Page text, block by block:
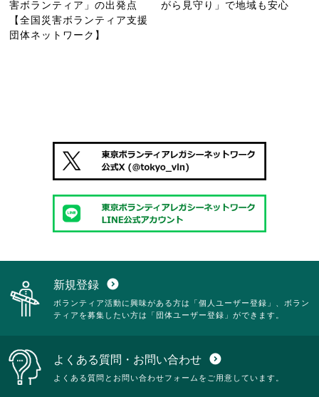
害ボランティア」の出発点
【全国災害ボランティア支援
団体ネットワーク】
がら見守り」で地域も安心
新規登録 expand_circle_down
ボランティア活動に興味がある方は「個人ユーザー登録」、ボラン
ティアを募集したい方は「団体ユーザー登録」ができます。
よくある質問・お問い合わせ expand_circle_down
よくある質問とお問い合わせフォームをご用意しています。